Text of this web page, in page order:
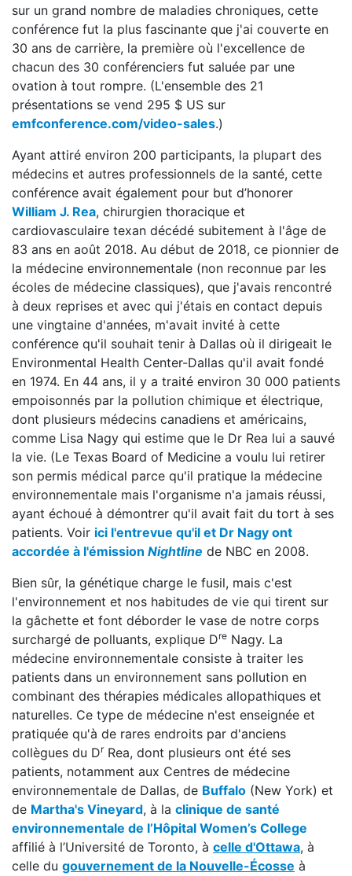
sur un grand nombre de maladies chroniques, cette
conférence fut la plus fascinante que j'ai couverte en
30 ans de carrière, la première où l'excellence de
chacun des 30 conférenciers fut saluée par une
ovation à tout rompre. (L'ensemble des 21
présentations se vend 295 $ US sur
emfconference.com/video-sales.)
Ayant attiré environ 200 participants, la plupart des
médecins et autres professionnels de la santé, cette
conférence avait également pour but d’honorer
William J. Rea, chirurgien thoracique et
cardiovasculaire texan décédé subitement à l'âge de
83 ans en août 2018. Au début de 2018, ce pionnier de
la médecine environnementale (non reconnue par les
écoles de médecine classiques), que j'avais rencontré
à deux reprises et avec qui j'étais en contact depuis
une vingtaine d'années, m'avait invité à cette
conférence qu'il souhait tenir à Dallas où il dirigeait le
Environmental Health Center-Dallas qu'il avait fondé
en 1974. En 44 ans, il y a traité environ 30 000 patients
empoisonnés par la pollution chimique et électrique,
dont plusieurs médecins canadiens et américains,
comme Lisa Nagy qui estime que le Dr Rea lui a sauvé
la vie. (Le Texas Board of Medicine a voulu lui retirer
son permis médical parce qu'il pratique la médecine
environnementale mais l'organisme n'a jamais réussi,
ayant échoué à démontrer qu'il avait fait du tort à ses
patients. Voir ici l'entrevue qu'il et Dr Nagy ont
accordée à l'émission Nightline de NBC en 2008.
Bien sûr, la génétique charge le fusil, mais c'est
l'environnement et nos habitudes de vie qui tirent sur
la gâchette et font déborder le vase de notre corps
surchargé de polluants, explique Dre Nagy. La
médecine environnementale consiste à traiter les
patients dans un environnement sans pollution en
combinant des thérapies médicales allopathiques et
naturelles. Ce type de médecine n'est enseignée et
pratiquée qu'à de rares endroits par d'anciens
collègues du DrRea, dont plusieurs ont été ses
patients, notamment aux Centres de médecine
environnementale de Dallas, de Buffalo (New York) et
de Martha's Vineyard, à la clinique de santé
environnementale de l’Hôpital Women’s College
affilié à l’Université de Toronto, à celle d'Ottawa, à
celle du gouvernement de la Nouvelle-Écosse à